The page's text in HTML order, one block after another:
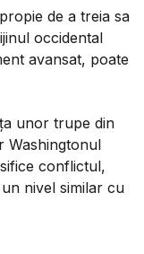
de a treia sa
occidental
avansat, poate
unor trupe din
Washingtonul
conflictul,
nivel similar cu